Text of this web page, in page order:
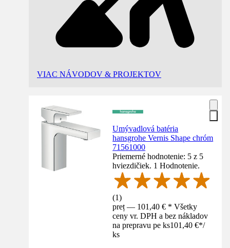
VIAC NÁVODOV & PROJEKTOV
Umývadlová batéria
hansgrohe Vernis Shape chróm
71561000
Priemerné hodnotenie: 5 z 5
hviezdičiek. 1 Hodnotenie.
(1)
preț — 101,40 € * Všetky
ceny vr. DPH a bez nákladov
na prepravu pe ks101,40 €*/
ks